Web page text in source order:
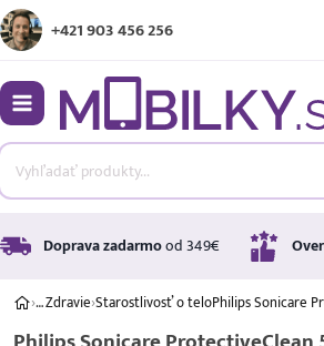
+421 903 456 256
Doprava zadarmood 349€
›…Zdravie›Starostlivosť o teloPhilips Sonicare